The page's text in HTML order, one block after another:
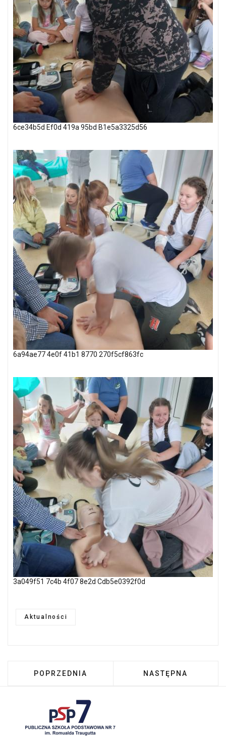
6ce34b5d Ef0d 419a 95bd B1e5a3325d56
6a94ae77 4e0f 41b1 8770 270f5cf863fc
3a049f51 7c4b 4f07 8e2d Cdb5e0392f0d
Aktualności
POPRZEDNIA STRONA: SZKOŁA I RODZINA TO
POPRZEDNIA NASTĘPNA
NASTĘPNA